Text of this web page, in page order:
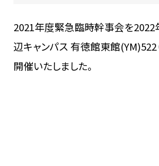
2021年度緊急臨時幹事会を2022
辺キャンパス 有徳館東館(YM)522
開催いたしました。